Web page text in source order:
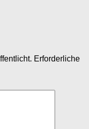
Erforderliche